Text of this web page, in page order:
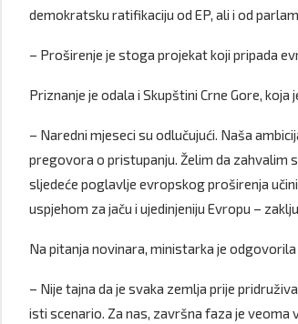
demokratsku ratifikaciju od EP, ali i od
– Proširenje je stoga projekat koji pripada
Priznanje je odala i Skupštini Crne Gore,
– Naredni mjeseci su odlučujući. Naša
pregovora o pristupanju. Želim da zahvalim
sljedeće poglavlje evropskog proširenja
uspjehom za jaču i ujedinjeniju Evropu –
Na pitanja novinara, ministarka je odgovorila
– Nije tajna da je svaka zemlja prije
isti scenario. Za nas, završna faza je